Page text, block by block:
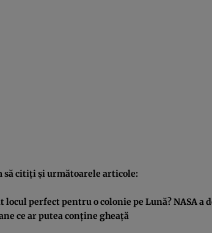
să citiţi şi următoarele articole:
locul perfect pentru o colonie pe Lună? NASA a
ce ar putea conţine gheaţă